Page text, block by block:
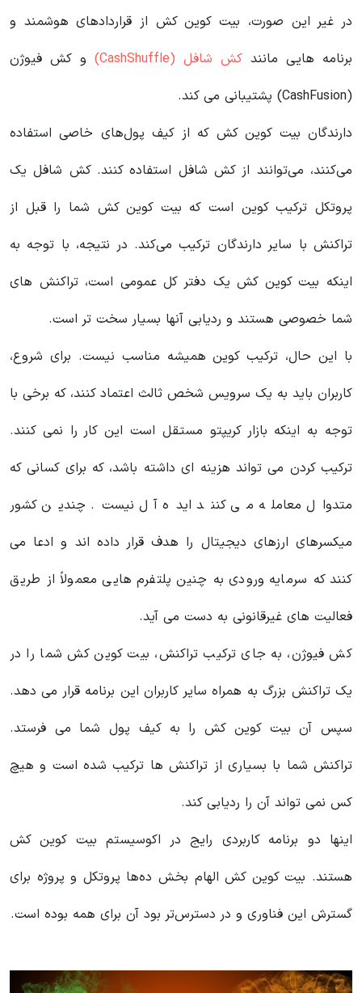
در غیر این صورت، بیت کوین کش از قراردادهای هوشمند و
برنامه هایی مانند کش شافل (CashShuffle)
و کش فیوژن
(CashFusion) پشتیبانی می کند.
دارندگان بیت کوین کش که از کیف پول‌های خاصی استفاده
می‌کنند، می‌توانند از کش شافل استفاده کنند. کش شافل یک
پروتکل ترکیب کوین است که بیت کوین کش شما را قبل از
تراکنش با سایر دارندگان ترکیب می‌کند. در نتیجه، با توجه به
اینکه بیت کوین کش یک دفتر کل عمومی است، تراکنش های
شما خصوصی هستند و ردیابی آنها بسیار سخت تر است.
با این حال، ترکیب کوین همیشه مناسب نیست. برای شروع،
کاربران باید به یک سرویس شخص ثالث اعتماد کنند، که برخی با
توجه به اینکه بازار کریپتو مستقل است این کار را نمی کنند.
ترکیب کردن می تواند هزینه ای داشته باشد، که برای کسانی که
متدوال معامله می کنند ایده آل نیست. چندین کشور
میکسرهای ارزهای دیجیتال را هدف قرار داده اند و ادعا می
کنند که سرمایه ورودی به چنین پلتفرم هایی معمولاً از طریق
فعالیت های غیرقانونی به دست می آید.
کش فیوژن، به جای ترکیب تراکنش، بیت کوین کش شما را در
یک تراکنش بزرگ به همراه سایر کاربران این برنامه قرار می دهد.
سپس آن بیت کوین کش را به کیف پول شما می فرستد.
تراکنش شما با بسیاری از تراکنش ها ترکیب شده است و هیچ
کس نمی تواند آن را ردیابی کند.
اینها دو برنامه کاربردی رایج در اکوسیستم بیت کوین کش
هستند. بیت کوین کش الهام بخش ده‌ها پروتکل و پروژه‌ برای
گسترش این فناوری و در دسترس‌تر بود آن برای همه بوده است.